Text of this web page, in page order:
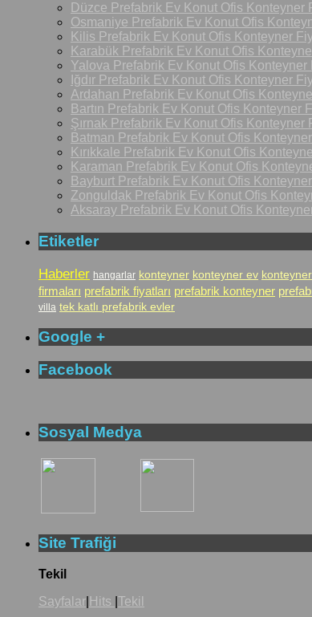
Düzce Prefabrik Ev Konut Ofis Konteyner
Osmaniye Prefabrik Ev Konut Ofis
Kilis Prefabrik Ev Konut Ofis Konteyner
Karabük Prefabrik Ev Konut Ofis
Yalova Prefabrik Ev Konut Ofis Konteyner
Iğdır Prefabrik Ev Konut Ofis Konteyner
Ardahan Prefabrik Ev Konut Ofis
Bartın Prefabrik Ev Konut Ofis Konteyner
Şırnak Prefabrik Ev Konut Ofis Konteyner
Batman Prefabrik Ev Konut Ofis
Kırıkkale Prefabrik Ev Konut Ofis
Karaman Prefabrik Ev Konut Ofis
Bayburt Prefabrik Ev Konut Ofis
Zonguldak Prefabrik Ev Konut Ofis
Aksaray Prefabrik Ev Konut Ofis
Etiketler
Haberler hangarlar konteyner konteyner ev
firmaları prefabrik fiyatları prefabrik konteyner
villa tek katlı prefabrik evler
Google +
Facebook
Sosyal Medya
Site Trafiği
Tekil
Sayfalar Hits Tekil